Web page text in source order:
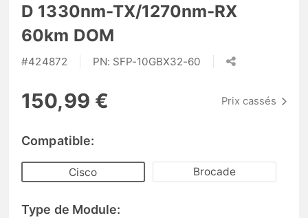
D 1330nm-TX/1270nm-RX
60km DOM
#424872 PN: SFP-10GBX32-60
150,99 € Prix cassés
Compatible:
Cisco Brocade
Type de Module: